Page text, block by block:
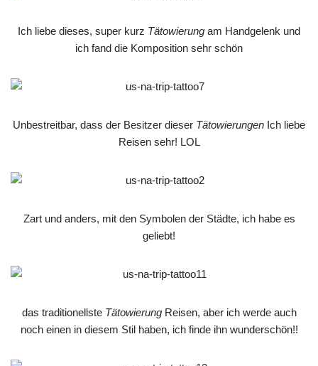
Ich liebe dieses, super kurz Tätowierung am Handgelenk und
ich fand die Komposition sehr schön
Unbestreitbar, dass der Besitzer dieser Tätowierungen Ich liebe
Reisen sehr! LOL
Zart und anders, mit den Symbolen der Städte, ich habe es
geliebt!
das traditionellste TätowierungReisen, aber ich werde auch
noch einen in diesem Stil haben, ich finde ihn wunderschön!!